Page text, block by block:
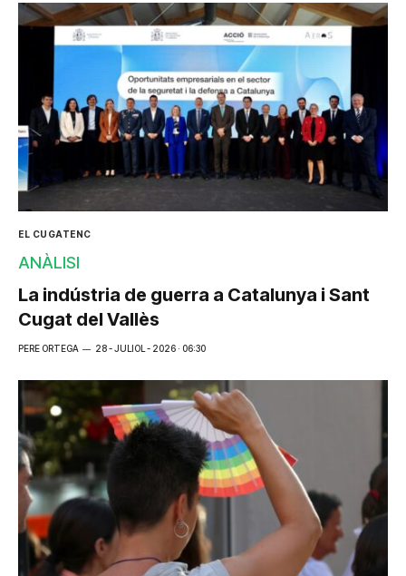
EL CUGATENC
ANÀLISI
La indústria de guerra a Catalunya i Sant
Cugat del Vallès
PERE ORTEGA 28 - JULIOL - 2026 · 06:30